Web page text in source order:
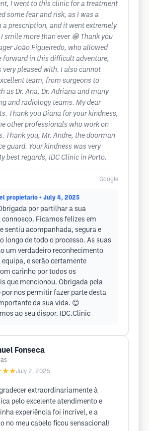
I went to this clinic for a treatment
some fear and risk, as I was a
a prescription, and it went extremely
I smile more than ever 😁 Thank you
João Figueiredo, who allowed
forward in this difficult adventure,
very pleased with. I also cannot
team, from surgeons to
as Dr. Ana, Dr. Adriana and many
and radiology teams. My dear
Thank you Diana for your kindness,
other professionals who work on
Thank you, Mr. Andre, the doorman
guard. Your kindness was very
best regards, IDC Clinic in Porto.
Google
propietario • July 4, 2025
por partilhar a sua
connosco. Ficamos felizes em
sentiu acompanhada, segura e
longo de todo o processo. As suas
um verdadeiro reconhecimento
equipa, e serão certamente
carinho por todos os
que mencionou. Obrigada pela
por nos permitir fazer parte desta
da sua vida. 😊
ao seu dispor. IDC.Clinic
Fonseca
July 2, 2025
extraordinariamente à
pelo excelente atendimento e
experiência foi incrível, e a
no meu cabelo ficou sensacional!